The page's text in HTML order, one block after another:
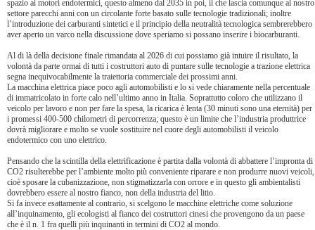
spazio ai motori endotermici, questo almeno dal 2035 in poi, il che lascia comunque al nostro
settore parecchi anni con un circolante forte basato sulle tecnologie tradizionali; inoltre
l’introduzione dei carburanti sintetici e il principio della neutralità tecnologica sembrerebbero
aver aperto un varco nella discussione dove speriamo si possano inserire i biocarburanti.
Al di là della decisione finale rimandata al 2026 di cui possiamo già intuire il risultato, la
volontà da parte ormai di tutti i costruttori auto di puntare sulle tecnologie a trazione elettrica
segna inequivocabilmente la traiettoria commerciale dei prossimi anni.
La macchina elettrica piace poco agli automobilisti e lo si vede chiaramente nella percentuale
di immatricolato in forte calo nell’ultimo anno in Italia. Soprattutto coloro che utilizzano il
veicolo per lavoro e non per fare la spesa, la ricarica è lenta (30 minuti sono una eternità) per
i promessi 400-500 chilometri di percorrenza; questo è un limite che l’industria produttrice
dovrà migliorare e molto se vuole sostituire nel cuore degli automobilisti il veicolo
endotermico con uno elettrico.
Pensando che la scintilla della elettrificazione è partita dalla volontà di abbattere l’impronta di
CO2 risulterebbe per l’ambiente molto più conveniente riparare e non produrre nuovi veicoli,
cioè sposare la cubanizzazione, non stigmatizzarla con orrore e in questo gli ambientalisti
dovrebbero essere al nostro fianco, non della industria del litio.
Si fa invece esattamente al contrario, si scelgono le macchine elettriche come soluzione
all’inquinamento, gli ecologisti al fianco dei costruttori cinesi che provengono da un paese
che è il n. 1 fra quelli più inquinanti in termini di CO2 al mondo.